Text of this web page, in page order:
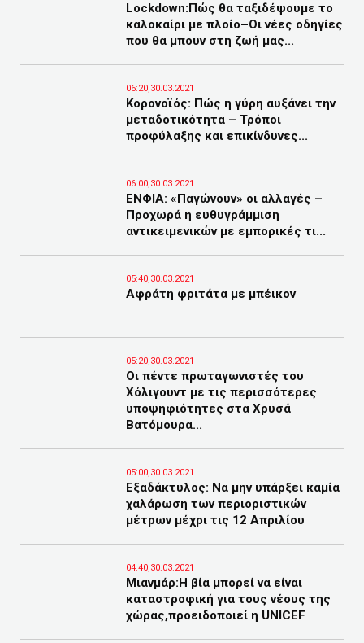
Lockdown:Πώς θα ταξιδέψουμε το
καλοκαίρι με πλοίο–Οι νέες οδηγίες
που θα μπουν στη ζωή μας...
06:20,30.03.2021
Κορονοϊός: Πώς η γύρη αυξάνει την
μεταδοτικότητα – Τρόποι
προφύλαξης και επικίνδυνες...
06:00,30.03.2021
ΕΝΦΙΑ: «Παγώνουν» οι αλλαγές –
Προχωρά η ευθυγράμμιση
αντικειμενικών με εμπορικές τι...
05:40,30.03.2021
Αφράτη φριτάτα με μπέικον
05:20,30.03.2021
Οι πέντε πρωταγωνιστές του
Χόλιγουντ με τις περισσότερες
υποψηφιότητες στα Χρυσά
Βατόμουρα...
05:00,30.03.2021
Εξαδάκτυλος: Να μην υπάρξει καμία
χαλάρωση των περιοριστικών
μέτρων μέχρι τις 12 Απριλίου
04:40,30.03.2021
Μιανμάρ:Η βία μπορεί να είναι
καταστροφική για τους νέους της
χώρας,προειδοποιεί η UNICEF